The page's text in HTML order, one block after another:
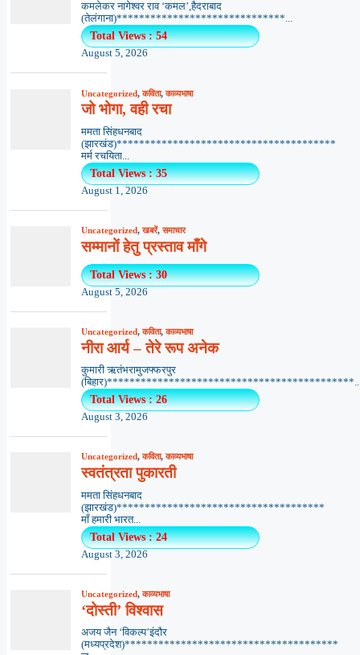
कमलेकर नागेश्वर राव ‘कमल’,हैदराबाद
(तेलंगाना)******************************...
Total Views : 54
August 5, 2026
Uncategorized,कविता,काव्यभाषा
जो भोगा, वही रचा
ममता सिंहधनबाद
(झारखंड)***************************************
मर्म रचयिता...
Total Views : 35
August 1, 2026
Uncategorized,खबरें,समाचार
सम्मानों हेतु प्रस्ताव माँगे
Total Views : 30
August 5, 2026
Uncategorized,कविता,काव्यभाषा
नीरा आर्य – तेरे रूप अनेक
कुमारी ऋतंभरामुजफ्फरपुर
Total Views : 26
August 3, 2026
Uncategorized,कविता,काव्यभाषा
स्वतंत्रता पुकारती
ममता सिंहधनबाद
(झारखंड)*************************************
माँ हमारी भारत...
Total Views : 24
August 3, 2026
Uncategorized,काव्यभाषा
‘दोस्ती’ विश्वास
अजय जैन ‘विकल्प’इंदौर
(मध्यप्रदेश)**************************************